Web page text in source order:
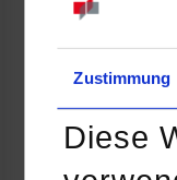
Zustimmung
Diese
Die Studie
Zukunft eine
der Personen auch
Technik aus Sicht
erscheint, ist die